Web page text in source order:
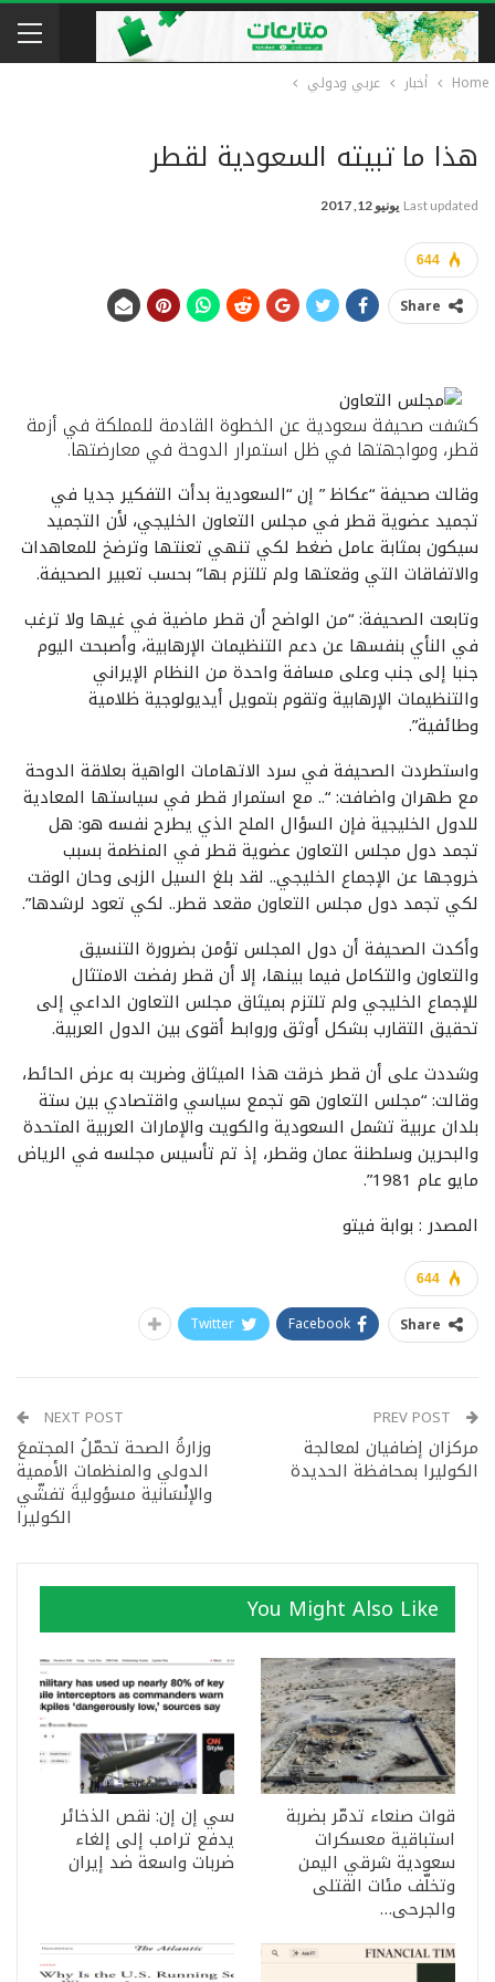
Home أخبار عربي ودولي
هذا ما تبيته السعودية لقطر
Last updated يونيو 12, 2017
644
Share
كشفت صحيفة سعودية عن الخطوة القادمة للمملكة في أزمة
قطر، ومواجهتها في ظل استمرار الدوحة في معارضتها.
وقالت صحيفة “عكاظ ” إن “السعودية بدأت التفكير جديا في
تجميد عضوية قطر في مجلس التعاون الخليجي، لأن التجميد
سيكون بمثابة عامل ضغط لكي تنهي تعنتها وترضخ للمعاهدات
والاتفاقات التي وقعتها ولم تلتزم بها” بحسب تعبير الصحيفة.
وتابعت الصحيفة: “من الواضح أن قطر ماضية في غيها ولا ترغب
في النأي بنفسها عن دعم التنظيمات الإرهابية، وأصبحت اليوم
جنبا إلى جنب وعلى مسافة واحدة من النظام الإيراني
والتنظيمات الإرهابية وتقوم بتمويل أيديولوجية ظلامية
وطائفية”.
واستطردت الصحيفة في سرد الاتهامات الواهية بعلاقة الدوحة
مع طهران واضافت: “.. مع استمرار قطر في سياستها المعادية
للدول الخليجية فإن السؤال الملح الذي يطرح نفسه هو: هل
تجمد دول مجلس التعاون عضوية قطر في المنظمة بسبب
خروجها عن الإجماع الخليجي.. لقد بلغ السيل الزبى وحان الوقت
لكي تجمد دول مجلس التعاون مقعد قطر.. لكي تعود لرشدها”.
وأكدت الصحيفة أن دول المجلس تؤمن بضرورة التنسيق
والتعاون والتكامل فيما بينها، إلا أن قطر رفضت الامتثال
للإجماع الخليجي ولم تلتزم بميثاق مجلس التعاون الداعي إلى
تحقيق التقارب بشكل أوثق وروابط أقوى بين الدول العربية.
وشددت على أن قطر خرقت هذا الميثاق وضربت به عرض الحائط،
وقالت: “مجلس التعاون هو تجمع سياسي واقتصادي بين ستة
بلدان عربية تشمل السعودية والكويت والإمارات العربية المتحدة
والبحرين وسلطنة عمان وقطر، إذ تم تأسيس مجلسه في الرياض
مايو عام 1981”.
المصدر : بوابة فيتو
644
Share
Facebook
Twitter
مركزان إضافيان لمعالجة
الكوليرا بمحافظة الحديدة
NEXT POST
وزارةُ الصحة تحمّلُ المجتمعَ
الدولي والمنظمات الأممية
والإنْسَانية مسؤوليةَ تفشّي
الكوليرا
You Might Also Like
قوات صنعاء تدمّر بضربة
استباقية معسكرات
سعودية شرقي اليمن
وتخلّف مئات القتلى
والجرحى…
سي إن إن: نقص الذخائر
يدفع ترامب إلى إلغاء
ضربات واسعة ضد إيران